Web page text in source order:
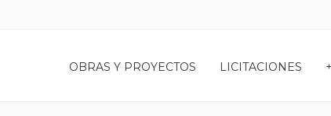
OBRAS Y PROYECTOS LICITACIONES